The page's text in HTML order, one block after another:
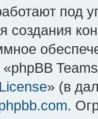
под
создания
» (в
.